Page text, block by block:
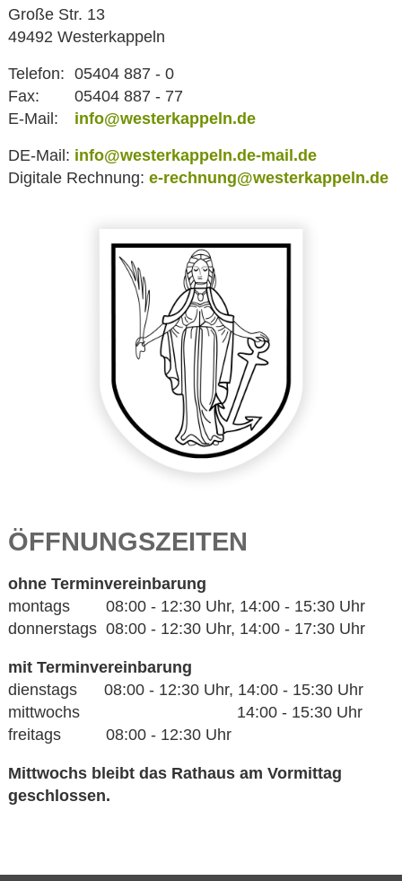
Große Str. 13
49492 Westerkappeln
Telefon: 05404 887 - 0
Fax:
05404 887 - 77
E-Mail:
info@westerkappeln.de
DE-Mail: info@westerkappeln.de-mail.de
Digitale Rechnung: e-rechnung@westerkappeln.de
ÖFFNUNGSZEITEN
ohne Terminvereinbarung
montags 08:00 - 12:30 Uhr, 14:00 - 15:30 Uhr
donnerstags 08:00 - 12:30 Uhr, 14:00 - 17:30 Uhr
mit Terminvereinbarung
dienstags 08:00 - 12:30 Uhr, 14:00 - 15:30 Uhr
mittwochs 14:00 - 15:30 Uhr
freitags 08:00 - 12:30 Uhr
Mittwochs bleibt das Rathaus am Vormittag
geschlossen.